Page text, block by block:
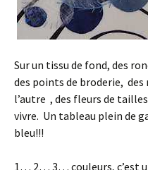
Sur un tissu de fond, des
des points de broderie, des
l’autre , des fleurs de
vivre. Un tableau plein de
bleu!!!
1… 2… 3… couleurs, c’est